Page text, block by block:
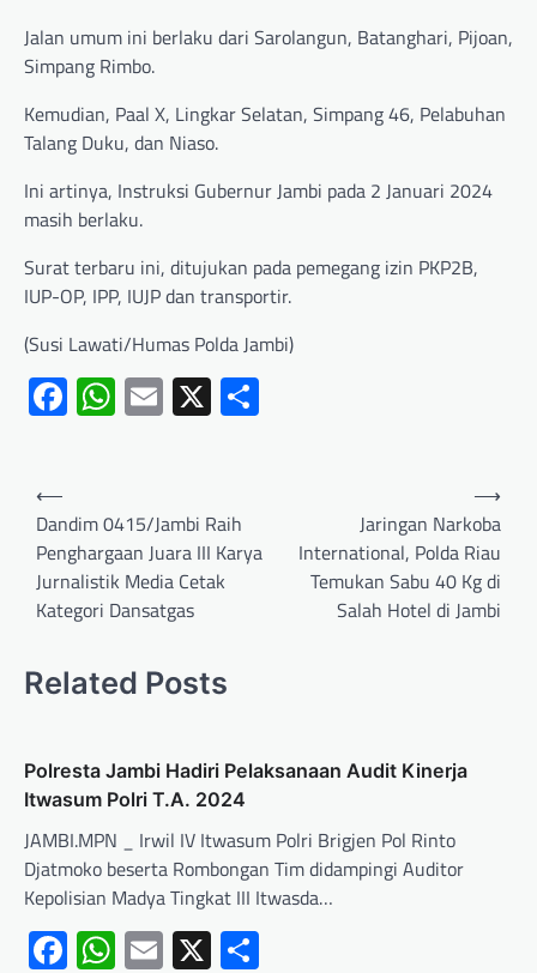
Jalan umum ini berlaku dari Sarolangun, Batanghari, Pijoan,
Simpang Rimbo.
Kemudian, Paal X, Lingkar Selatan, Simpang 46, Pelabuhan
Talang Duku, dan Niaso.
Ini artinya, Instruksi Gubernur Jambi pada 2 Januari 2024
masih berlaku.
Surat terbaru ini, ditujukan pada pemegang izin PKP2B,
IUP-OP, IPP, IUJP dan transportir.
(Susi Lawati/Humas Polda Jambi)
Facebook
WhatsApp
Email
X
⟵
Dandim 0415/Jambi Raih
Penghargaan Juara III Karya
Jurnalistik Media Cetak
Kategori Dansatgas
Jaringan Narkoba
International, Polda Riau
Temukan Sabu 40 Kg di
Salah Hotel di Jambi
⟶
Related Posts
Polresta Jambi Hadiri Pelaksanaan Audit Kinerja
Itwasum Polri T.A. 2024
JAMBI.MPN _ Irwil IV Itwasum Polri Brigjen Pol Rinto
Djatmoko beserta Rombongan Tim didampingi Auditor
Kepolisian Madya Tingkat III Itwasda…
Facebook
WhatsApp
Email
X